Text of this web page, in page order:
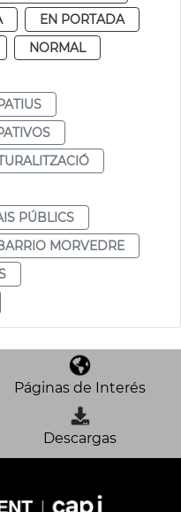
EN PORTADA
NORMAL
PÚBLICS
MORVEDRE
Páginas de Interés
Descargas